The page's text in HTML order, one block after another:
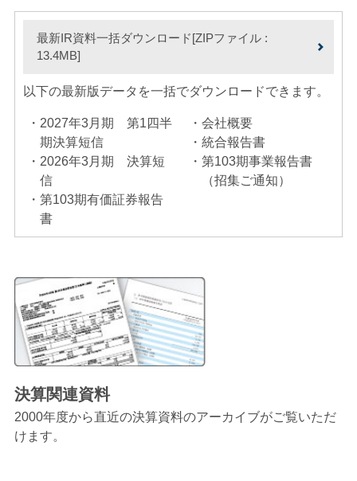
最新IR資料一括ダウンロード[ZIPファイル :
13.4MB]
以下の最新版データを一括でダウンロードできます。
2027年3月期 第1四半
期決算短信
2026年3月期 決算短
信
第103期有価証券報告
書
会社概要
統合報告書
第103期事業報告書
（招集ご通知）
決算関連資料
2000年度から直近の決算資料のアーカイブがご覧いただ
けます。